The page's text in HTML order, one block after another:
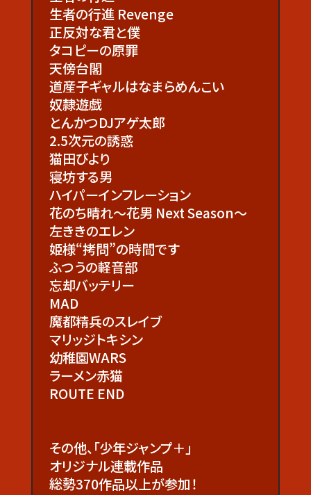
生者の行進 Revenge
正反対な君と僕
タコピーの原罪
天傍台閣
道産子ギャルはなまらめんこい
奴隷遊戯
とんかつDJアゲ太郎
2.5次元の誘惑
猫田びより
寝坊する男
ハイパーインフレーション
花のち晴れ〜花男 Next Season〜
左ききのエレン
姫様“拷問”の時間です
ふつうの軽音部
忘却バッテリー
MAD
魔都精兵のスレイブ
マリッジトキシン
幼稚園WARS
ラーメン赤猫
ROUTE END
その他、「少年ジャンプ＋」
オリジナル連載作品
総勢370作品以上が参加！